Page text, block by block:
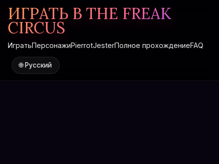
ИГРАТЬ В THE FREAK
CIRCUS
ИгратьПерсонажиPierrotJesterПолное прохождениеFAQ
🌐 Русский